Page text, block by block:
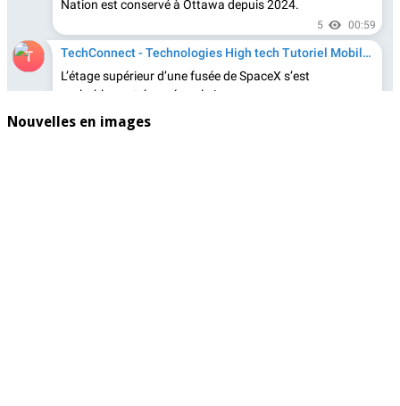
Nouvelles en images